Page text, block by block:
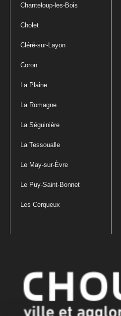
Chanteloup-les-Bois
Cholet
Cléré-sur-Layon
Coron
La Plaine
La Romagne
La Séguinière
La Tessoualle
Le May-sur-Èvre
Le Puy-Saint-Bonnet
Les Cerqueux